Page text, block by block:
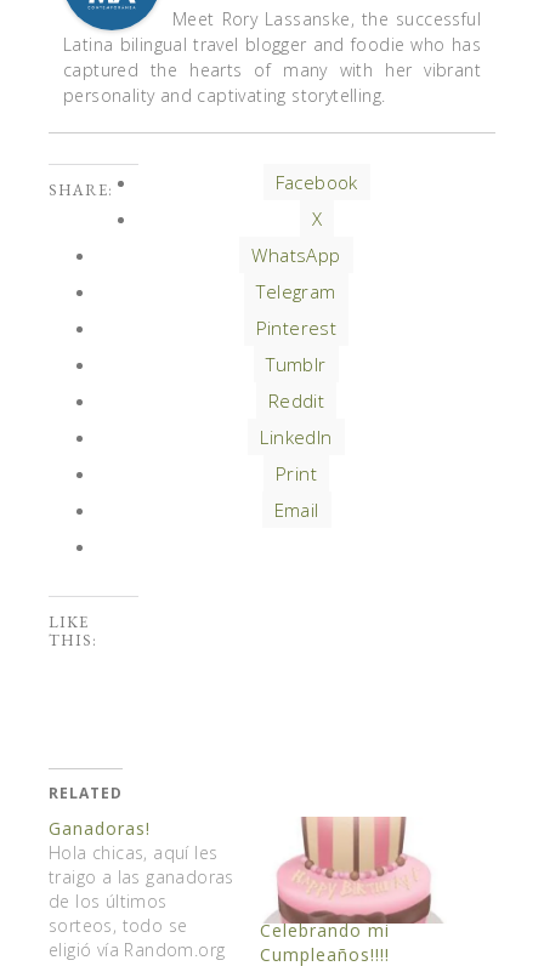
Meet Rory Lassanske, the successful
Latina bilingual travel blogger and foodie who has
captured the hearts of many with her vibrant
personality and captivating storytelling.
SHARE:
Facebook
X
WhatsApp
Telegram
Pinterest
Tumblr
Reddit
LinkedIn
Print
Email
LIKE
THIS:
RELATED
Ganadoras!
Hola chicas, aquí les
traigo a las ganadoras
de los últimos
sorteos, todo se
eligió vía Random.org
Celebrando mi
Cumpleaños!!!!